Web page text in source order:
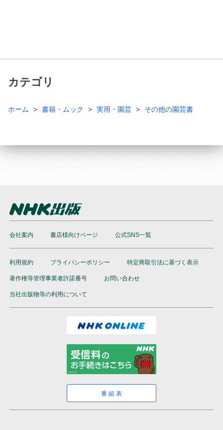
カテゴリ
ホーム 書籍・ムック 実用・園芸 その他の園芸書
会社案内 書店様向けページ 公式SNS一覧
利用規約 プライバシーポリシー 特定商取引法に基づく表示
著作権等管理事業者許諾番号 お問い合わせ
当社出版物等の利用について
番組表